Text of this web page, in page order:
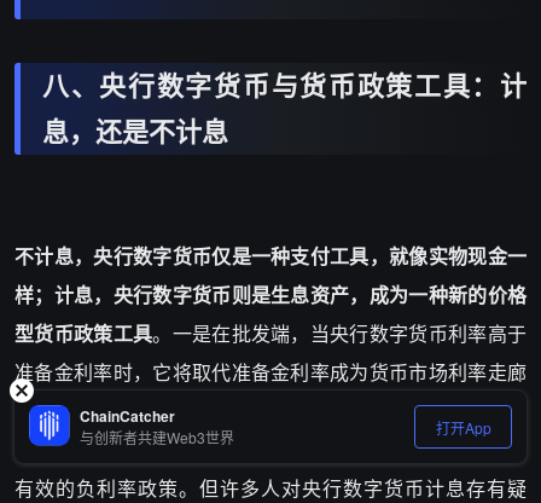
八、央行数字货币与货币政策工具：计
息，还是不计息
不计息，央行数字货币仅是一种支付工具，就像实物现金一
样；计息，央行数字货币则是生息资产，成为一种新的价格
型货币政策工具。一是在批发端，当央行数字货币利率高于
准备金利率时，它将取代准备金利率成为货币市场利率走廊
的下限；二是在零售端，央行数字货币利率将成为银行存款
利率的下限。若央行数字货币完全替代现金，那么可以实施
有效的负利率政策。但许多人对央行数字货币计息存有疑
ChainCatcher
与创新者共建Web3世界 打开App